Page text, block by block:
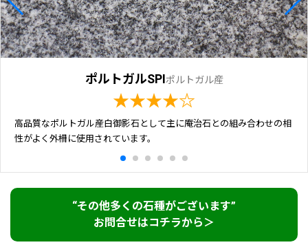
ポルトガルSPIポルトガル産
★★★★☆
高品質なポルトガル産白御影石として主に庵治石との組み合わせの相
性がよく外柵に使用されています。
“その他多くの石種がございます”
お問合せはコチラから＞